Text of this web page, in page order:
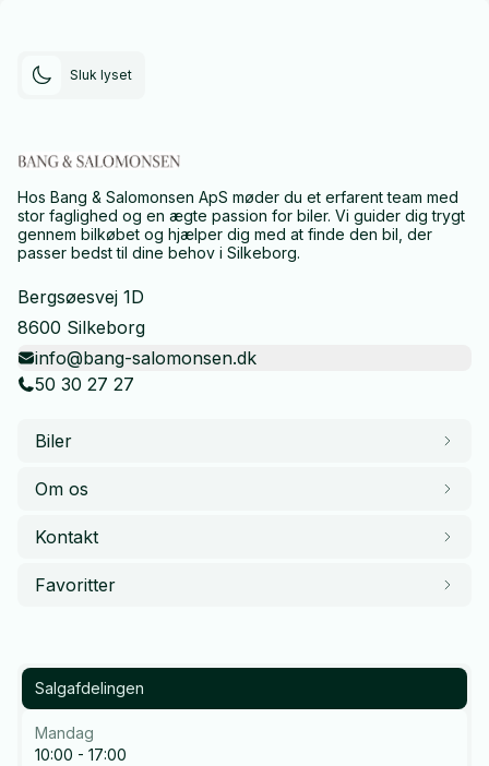
Sluk lyset
Hos Bang & Salomonsen ApS møder du et erfarent team med
stor faglighed og en ægte passion for biler. Vi guider dig trygt
gennem bilkøbet og hjælper dig med at finde den bil, der
passer bedst til dine behov i Silkeborg.
Bergsøesvej 1D
8600 Silkeborg
info@bang-salomonsen.dk
50 30 27 27
Biler
Om os
Kontakt
Favoritter
Salgafdelingen
Mandag
10:00 - 17:00